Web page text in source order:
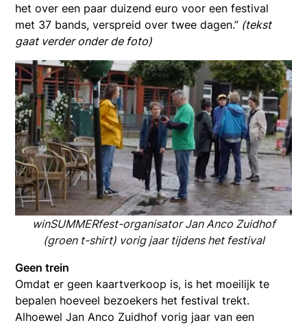
het over een paar duizend euro voor een festival
met 37 bands, verspreid over twee dagen.” (tekst
gaat verder onder de foto)
winSUMMERfest-organisator Jan Anco Zuidhof
(groen t-shirt) vorig jaar tijdens het festival
Geen trein
Omdat er geen kaartverkoop is, is het moeilijk te
bepalen hoeveel bezoekers het festival trekt.
Alhoewel Jan Anco Zuidhof vorig jaar van een